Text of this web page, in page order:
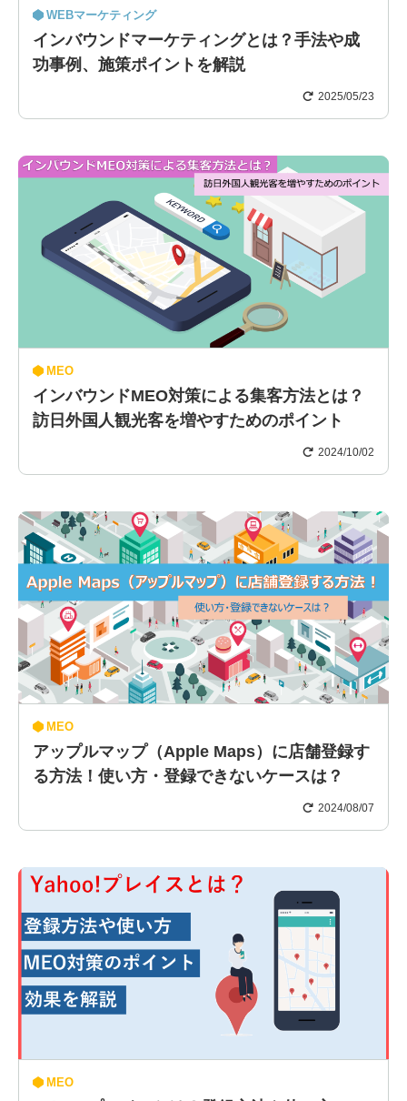
WEBマーケティング
インバウンドマーケティングとは？手法や成
功事例、施策ポイントを解説
2025/05/23
MEO
インバウンドMEO対策による集客方法とは？
訪日外国人観光客を増やすためのポイント
2024/10/02
MEO
アップルマップ（Apple Maps）に店舗登録す
る方法！使い方・登録できないケースは？
2024/08/07
MEO